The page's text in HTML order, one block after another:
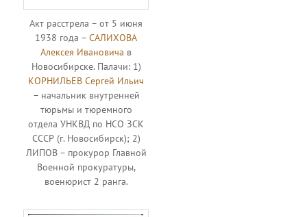
Акт расстрела – от 5 июня
1938 года –САЛИХОВА
Алексея Ивановича в
Новосибирске. Палачи: 1)
КОРНИЛЬЕВ Сергей Ильич
– начальник внутренней
тюрьмы и тюремного
отдела УНКВД по НСО ЗСК
СССР (г. Новосибирск); 2)
ЛИПОВ – прокурор Главной
Военной прокуратуры,
военюрист 2 ранга.